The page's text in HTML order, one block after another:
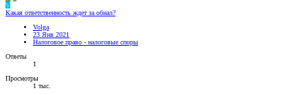
V
Какая ответственность ждет за обнал?
Volga
23 Янв 2021
Налоговое право - налоговые споры
Ответы
1
Просмотры
1 тыс.